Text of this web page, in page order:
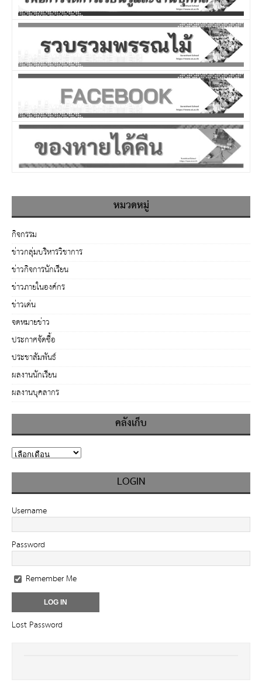
หมวดหมู่
กิจกรรม
ข่าวกลุ่มบริหารวิชาการ
ข่าวกิจการนักเรียน
ข่าวภายในองค์กร
ข่าวเด่น
จดหมายข่าว
ประกาศจัดซื้อ
ประชาสัมพันธ์
ผลงานนักเรียน
ผลงานบุคลากร
คลังเก็บ
LOGIN
Username
Password
Remember Me
Lost Password